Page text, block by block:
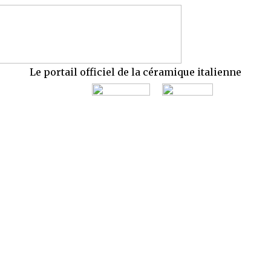
Le portail officiel de la céramique italienne